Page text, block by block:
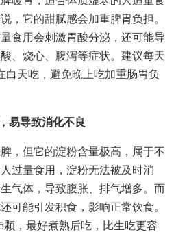
，它的甜腻感会加重脾胃负担。
食用会刺激胃酸分泌，还可能导
、烧心、腹泻等症状。建议每天
白天吃，避免晚上吃加重肠胃负
易导致消化不良
，但它的淀粉含量极高，属于不
过量食用，淀粉无法被及时消
气体，导致腹胀、排气增多。而
可能引发积食，影响正常饮食。
，最好煮熟后吃，比生吃更容